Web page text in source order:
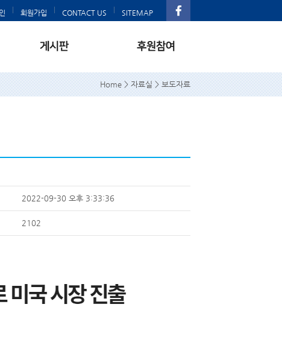
회원가입 CONTACT US SITEMAP
Home > 자료실 > 보도자료
2022-09-30 오후 3:33:36
2102